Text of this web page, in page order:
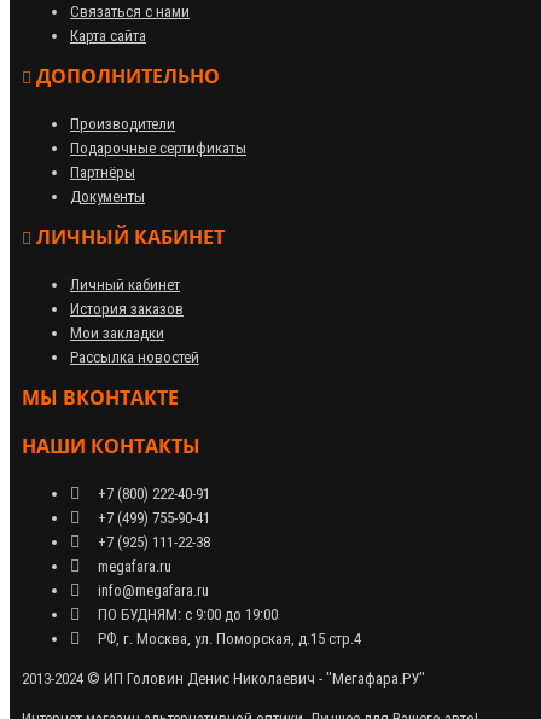
Связаться с нами
Карта сайта
ДОПОЛНИТЕЛЬНО
Производители
Подарочные сертификаты
Партнёры
Документы
ЛИЧНЫЙ КАБИНЕТ
Личный кабинет
История заказов
Мои закладки
Рассылка новостей
МЫ ВКОНТАКТЕ
НАШИ КОНТАКТЫ
+7 (800) 222-40-91
+7 (499) 755-90-41
+7 (925) 111-22-38
megafara.ru
info@megafara.ru
ПО БУДНЯМ: с 9:00 до 19:00
РФ, г. Москва, ул. Поморская, д.15 стр.4
2013-2024 © ИП Головин Денис Николаевич - "Мегафара.РУ"